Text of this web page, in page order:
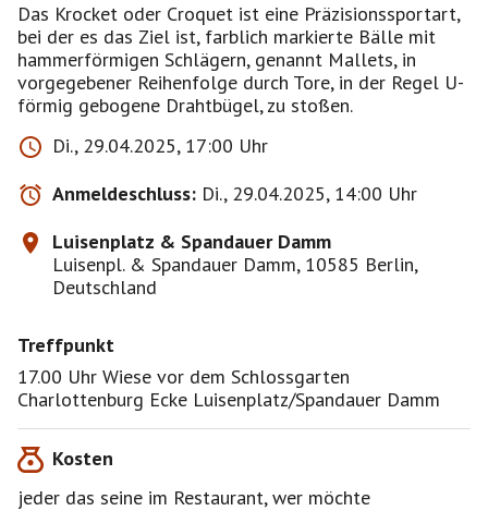
Das Krocket oder Croquet ist eine Präzisionssportart,
bei der es das Ziel ist, farblich markierte Bälle mit
hammerförmigen Schlägern, genannt Mallets, in
vorgegebener Reihenfolge durch Tore, in der Regel U-
Di., 29.04.2025, 17:00 Uhr
Anmeldeschluss: Di., 29.04.2025, 14:00 Uhr
Luisenplatz & Spandauer Damm
Luisenpl. & Spandauer Damm, 10585 Berlin,
Deutschland
Treffpunkt
17.00 Uhr Wiese vor dem Schlossgarten
Charlottenburg Ecke Luisenplatz/Spandauer Damm
Kosten
jeder das seine im Restaurant, wer möchte